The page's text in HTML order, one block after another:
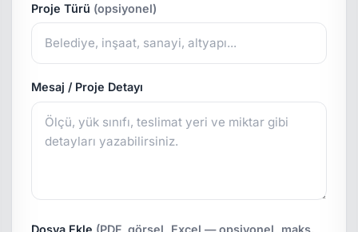
Proje Türü (opsiyonel)
Mesaj / Proje Detayı
Dosya Ekle (PDF, görsel, Excel — opsiyonel, maks.